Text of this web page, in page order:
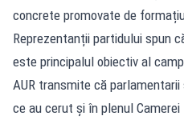
concrete promovate de
Reprezentanții partidului spun
este principalul obiectiv al
AUR transmite că
ce au cerut și în plenul